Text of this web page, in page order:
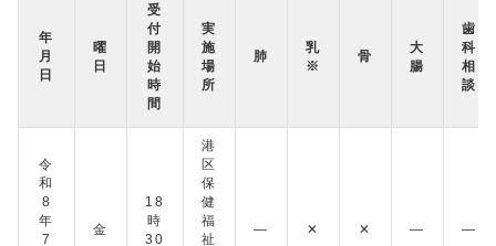
年
月
日
曜
日
受
付
開
始
時
間
実
施
場
所
肺
乳
※
骨
大
腸
歯
科
相
談
令
和
8
年
7
金
18
時
30
港
区
保
健
福
祉
― ✕ ✕ ― ―